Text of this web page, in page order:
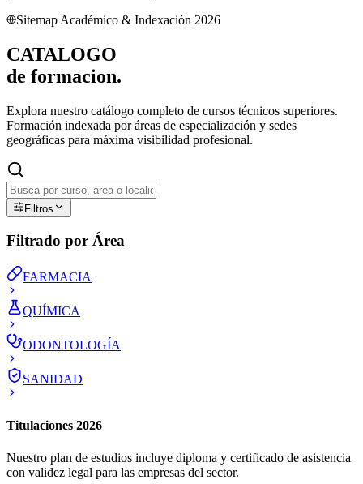
Sitemap Académico & Indexación 2026
CATALOGO
de formacion.
Explora nuestro catálogo completo de cursos técnicos superiores.
Formación indexada por áreas de especialización y sedes
geográficas para máxima visibilidad profesional.
Filtros
Filtrado por Área
FARMACIA
QUÍMICA
ODONTOLOGÍA
SANIDAD
Titulaciones 2026
Nuestro plan de estudios incluye diploma y certificado de asistencia
con validez legal para las empresas del sector.